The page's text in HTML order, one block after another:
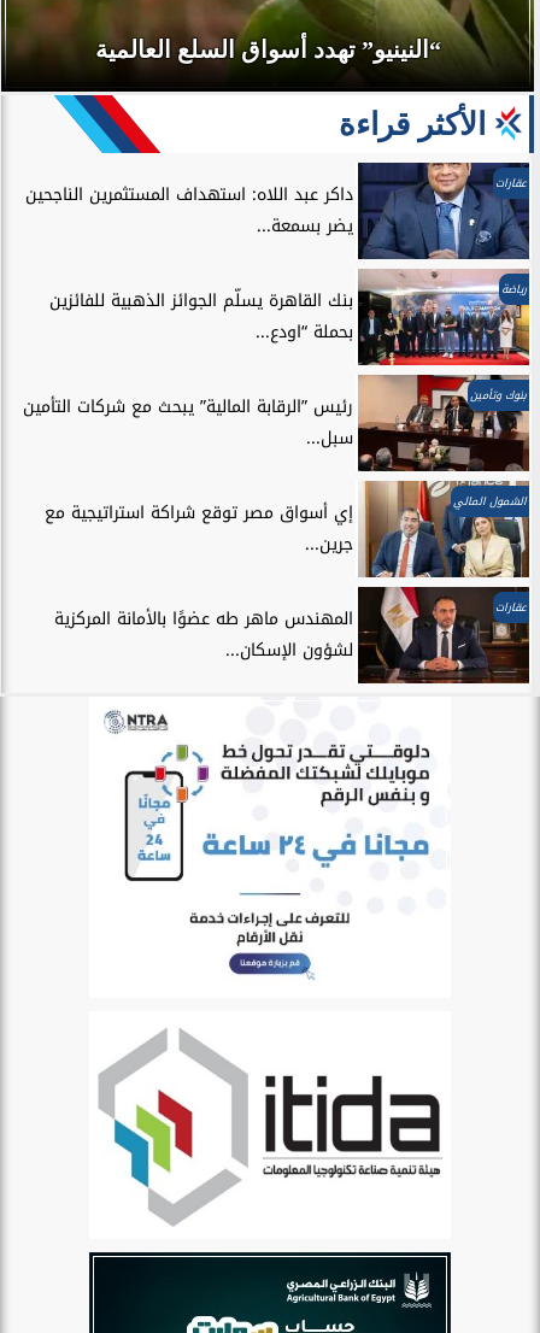
“النينيو” تهدد أسواق السلع العالمية
الأكثر قراءة
عقارات
داكر عبد اللاه: استهداف المستثمرين الناجحين
يضر بسمعة...
رياضة
بنك القاهرة يسلّم الجوائز الذهبية للفائزين
بحملة “اودع...
بنوك وتأمين
رئيس ”الرقابة المالية” يبحث مع شركات التأمين
سبل...
الشمول المالي
إي أسواق مصر توقع شراكة استراتيجية مع
جرين...
عقارات
المهندس ماهر طه عضوًا بالأمانة المركزية
لشؤون الإسكان...